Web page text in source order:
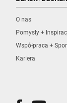
O nas
Pomysły +
Współpraca +
Kariera